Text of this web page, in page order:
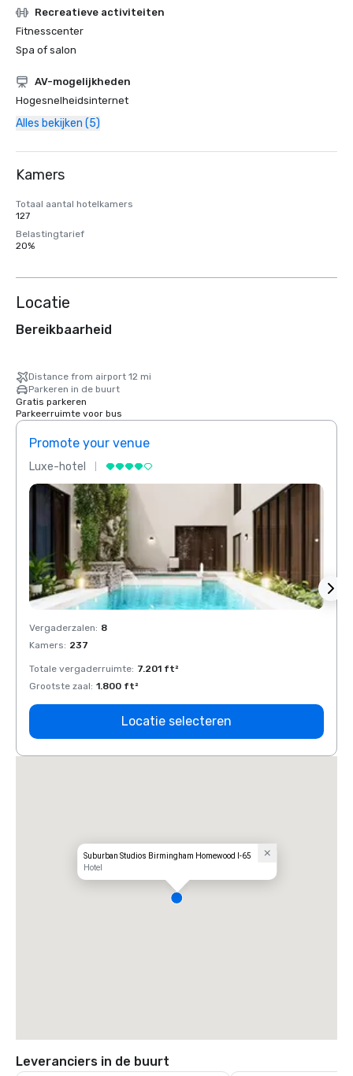
Recreatieve activiteiten
Fitnesscenter
Spa of salon
AV-mogelijkheden
Hogesnelheidsinternet
Alles bekijken (5)
Kamers
Totaal aantal hotelkamers
127
Belastingtarief
20%
Locatie
Bereikbaarheid
Distance from airport 12 mi
Parkeren in de buurt
Gratis parkeren
Parkeerruimte voor bus
Promote your venue
Luxe-hotel
Vergaderzalen: 8
Kamers: 237
Totale vergaderruimte: 7.201 ft²
Grootste zaal: 1.800 ft²
Locatie selecteren
Suburban Studios Birmingham Homewood I-65
Hotel
Leveranciers in de buurt